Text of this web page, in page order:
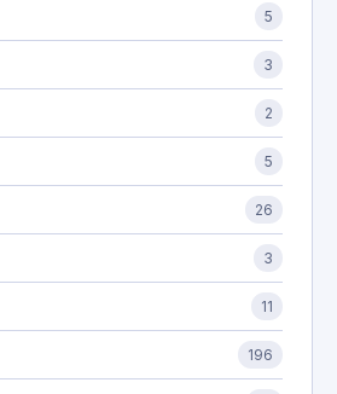
5
3
2
5
26
3
11
196